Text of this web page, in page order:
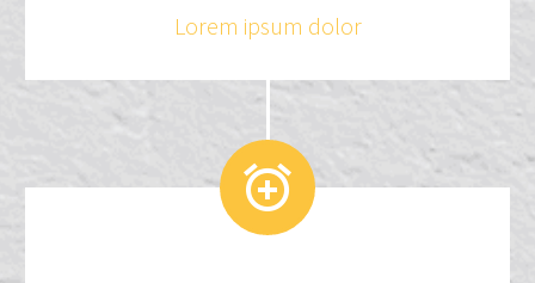
Lorem ipsum dolor

